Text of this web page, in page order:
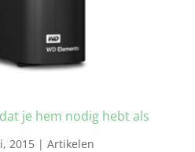
je hem nodig hebt als
2015| Artikelen